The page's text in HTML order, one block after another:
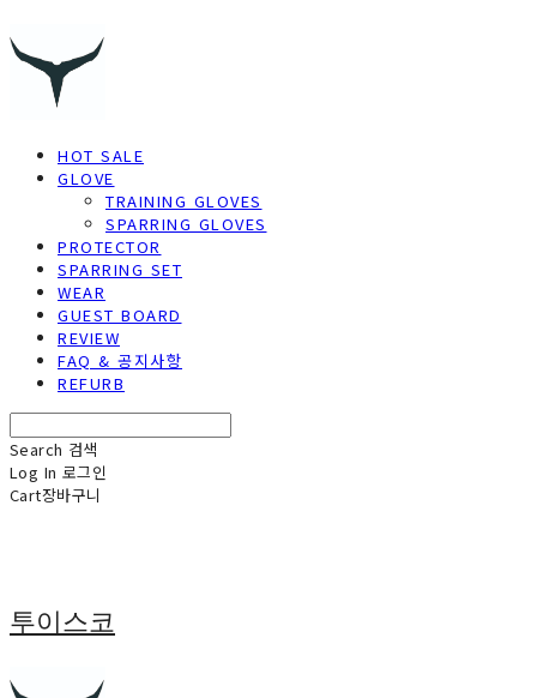
HOT SALE
GLOVE
TRAINING GLOVES
SPARRING GLOVES
PROTECTOR
SPARRING SET
WEAR
GUEST BOARD
REVIEW
FAQ & 공지사항
REFURB
Search 검색
Log In 로그인
Cart장바구니
투이스코